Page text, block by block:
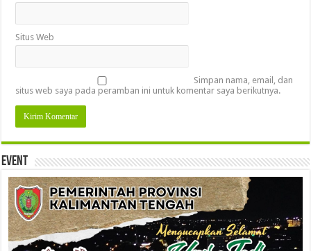
Situs Web
Simpan nama, email, dan
situs web saya pada peramban ini untuk komentar saya berikutnya.
Event